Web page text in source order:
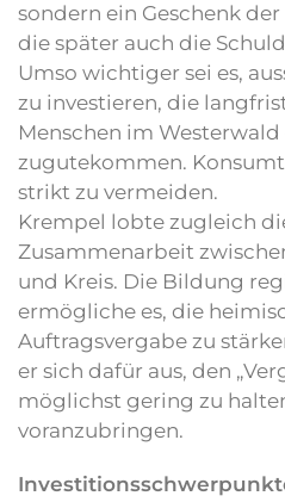
sondern ein Geschenk
die später auch die
Umso wichtiger sei es,
zu investieren, die
Menschen im
zugutekommen.
strikt zu vermeiden.
Krempel lobte zugleich
Zusammenarbeit
und Kreis. Die Bildung
ermögliche es, die
Auftragsvergabe zu
er sich dafür aus, den
möglichst gering zu
voranzubringen.